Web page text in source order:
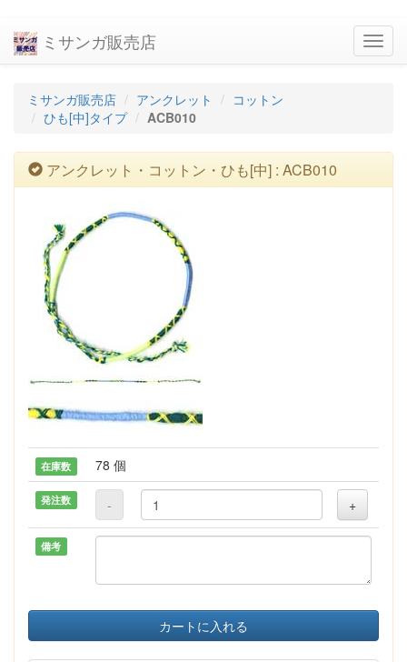
ミサンガ販売店
ミサンガ販売店 アンクレット
コットン
ひも[中]タイプ
ACB010
アンクレット・コットン・ひも[中] : ACB010
在庫数 78 個
発注数 - +
備考
カートに入れる